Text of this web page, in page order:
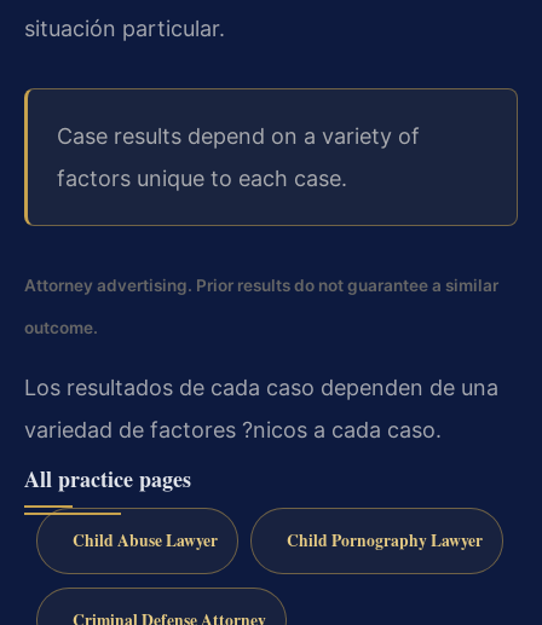
situación particular.
Case results depend on a variety of
factors unique to each case.
Attorney advertising. Prior results do not guarantee a similar
outcome.
Los resultados de cada caso dependen de una
variedad de factores ?nicos a cada caso.
All practice pages
Child Abuse Lawyer Child Pornography Lawyer
Criminal Defense Attorney